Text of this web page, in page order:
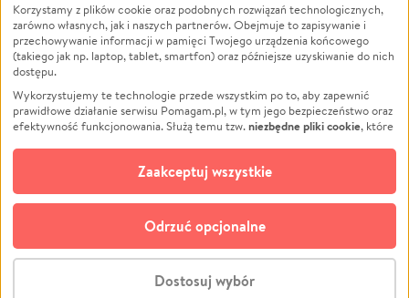
Zwierzęta
Pożar
Ukraina
Pomoc Finansowa
Projekty
Pogrzeb
Społeczność lokalna
Kultura
Powódź
Wichura
NGO
Edukacja
Podróż
Impreza
Ochrona środowiska
Biznes
© CROWDING SP. Z O.O.
Korzystamy z plików cookie oraz podobnych rozwiązań technologicznych,
zarówno własnych, jak i naszych partnerów. Obejmuje to zapisywanie i
przechowywanie informacji w pamięci Twojego urządzenia końcowego
(takiego jak np. laptop, tablet, smartfon) oraz późniejsze uzyskiwanie do nich
dostępu.
Wykorzystujemy te technologie przede wszystkim po to, aby zapewnić
prawidłowe działanie serwisu Pomagam.pl, w tym jego bezpieczeństwo oraz
efektywność funkcjonowania. Służą temu tzw.niezbędne pliki cookie, które
opcjonalnych plików cookie
technologii do celów analitycznych i retargetingowych. Możesz wyrazić
zgodę na ich stosowanie lub jej odmówić. W dowolnym momencie masz
możliwość zmiany swoich preferencji na stronie „Zarządzaj zgodami cookie”,
do której link znajdziesz w stopce serwisu Pomagam.pl. Opcjonalne pliki
cookie wykorzystywane są w następujących celach:
działanie serwisu Pomagam.pl. Dzięki nim możemy zrozumieć, jak
Dostosuj wybór
Odrzuć opcjonalne
Zaakceptuj wszystkie